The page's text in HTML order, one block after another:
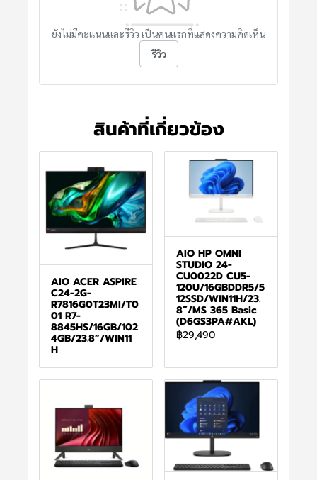
ยังไม่มีคะแนนและรีวิว เป็นคนแรกที่แสดงความคิดเห็น
รีวิว
สินค้าที่เกี่ยวข้อง
AIO ACER ASPIRE
C24-2G-
R7816G0T23MI/T0
01 R7-
8845HS/16GB/102
4GB/23.8”/WIN11
H
AIO HP OMNI
STUDIO 24-
CU0022D CU5-
120U/16GBDDR5/5
12SSD/WIN11H/23.
8”/MS 365 Basic
(D6GS3PA#AKL)
฿29,490